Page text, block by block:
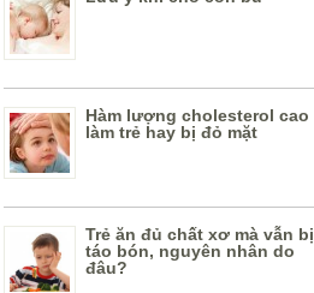
Hàm lượng cholesterol cao
làm trẻ hay bị đỏ mặt
Trẻ ăn đủ chất xơ mà vẫn bị
táo bón, nguyên nhân do
đâu?